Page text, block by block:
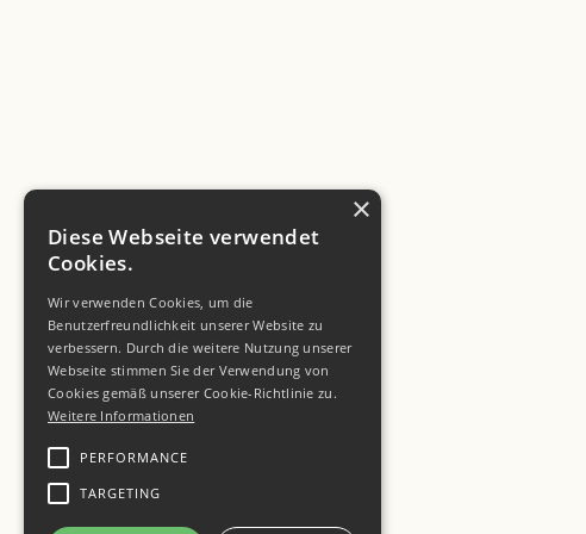
×
Diese Webseite verwendet
Cookies.
Wir verwenden Cookies, um die
Benutzerfreundlichkeit unserer Website zu
verbessern. Durch die weitere Nutzung unserer
Webseite stimmen Sie der Verwendung von
Cookies gemäß unserer Cookie-Richtlinie zu.
Weitere Informationen
PERFORMANCE
TARGETING